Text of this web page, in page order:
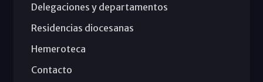
Delegaciones y departamentos
Residencias diocesanas
Hemeroteca
Contacto